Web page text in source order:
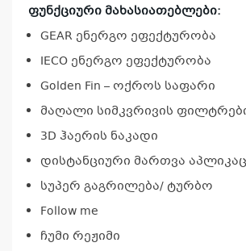
ფუნქციური მახასიათებლები:
GEAR ენერგო ეფექტურობა
IECO ენერგო ეფექტურობა
Golden Fin – ოქროს საფარი
მაღალი სიმკვრივის
3D ჰაერის ნაკადი
დისტანციური მართვა
სუპერ გაგრილება/ ტურბო
Follow me
ჩუმი რეჟიმი